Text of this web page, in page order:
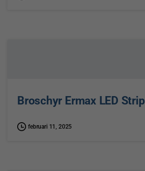
Broschyr Ermax LED
februari 11, 2025